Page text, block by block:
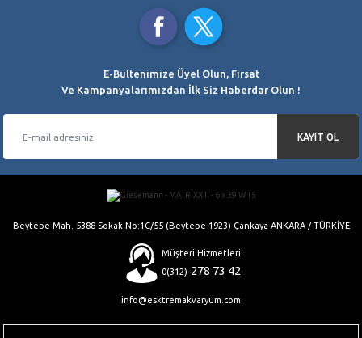
Ürün açıklamasında eksik bilgiler bulunuyor.
Ürün bilgilerinde hatalar bulunuyor.
Bu ürüne benzer farklı alternatifler olmalı.
Gönder
Saat 15.00’a Kadar
E-Bültenimize Üyel Olun, Fırsat
Ve Kampanyalarımızdan İlk Siz Haberdar Olun !
KAYIT OL
Beytepe Mah. 5388 Sokak No:1C/55 (Beytepe 1923) Çankaya ANKARA / TÜRKİYE
Müşteri Hizmetleri
0(312) 278 73 42
info@esktremakvaryum.com